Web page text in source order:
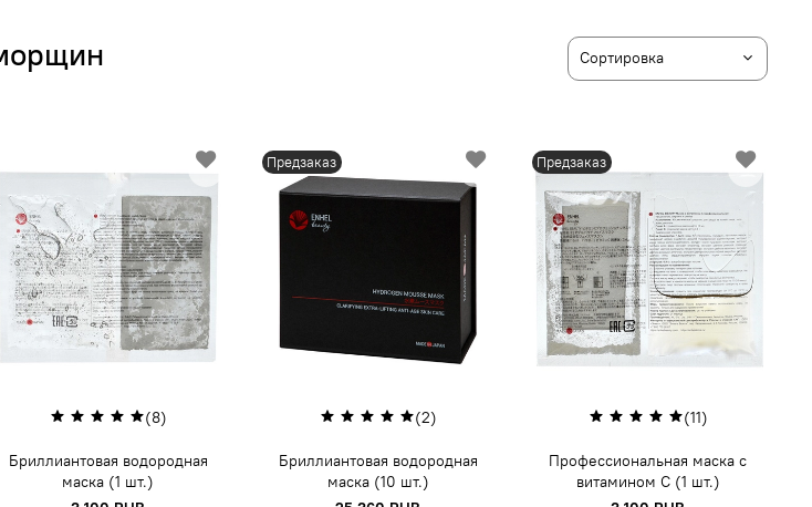
(8)
Бриллиантовая водородная
маска (1 шт.)
(2)
Предзаказ
Бриллиантовая водородная
маска (10 шт.)
(11)
Предзаказ
Профессиональная маска с
витамином С (1 шт.)